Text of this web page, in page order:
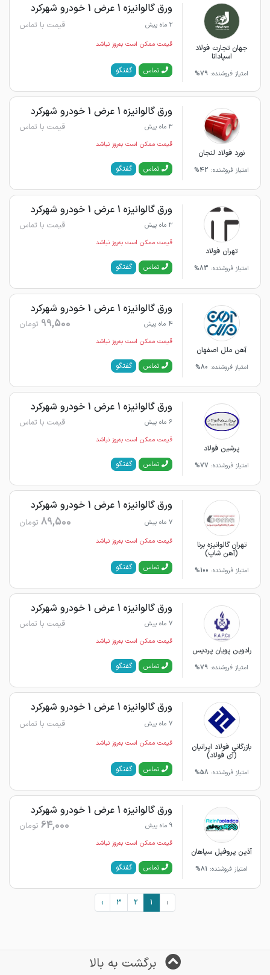
جهان تجارت فولاد
اسپادانا
امتیاز فروشنده: 79%
ورق گالوانیزه 1 عرض 1 خودرو شهرکرد
2 ماه پیش قیمت با تماس
قیمت ممکن است به‌روز نباشد
تماس گفتگو
نورد فولاد لنجان
امتیاز فروشنده: 42%
ورق گالوانیزه 1 عرض 1 خودرو شهرکرد
3 ماه پیش قیمت با تماس
قیمت ممکن است به‌روز نباشد
تماس گفتگو
تهران فولاد
امتیاز فروشنده: 83%
ورق گالوانیزه 1 عرض 1 خودرو شهرکرد
3 ماه پیش قیمت با تماس
قیمت ممکن است به‌روز نباشد
تماس گفتگو
آهن ملل اصفهان
امتیاز فروشنده: 80%
ورق گالوانیزه 1 عرض 1 خودرو شهرکرد
4 ماه پیش 99,500 تومان
قیمت ممکن است به‌روز نباشد
تماس گفتگو
پرشین فولاد
امتیاز فروشنده: 77%
ورق گالوانیزه 1 عرض 1 خودرو شهرکرد
6 ماه پیش قیمت با تماس
قیمت ممکن است به‌روز نباشد
تماس گفتگو
تهران گالوانیزه برنا
(آهن شاپ)
امتیاز فروشنده: 100%
ورق گالوانیزه 1 عرض 1 خودرو شهرکرد
7 ماه پیش 89,500 تومان
قیمت ممکن است به‌روز نباشد
تماس گفتگو
رادوین پویان پردیس
امتیاز فروشنده: 79%
ورق گالوانیزه 1 عرض 1 خودرو شهرکرد
7 ماه پیش قیمت با تماس
قیمت ممکن است به‌روز نباشد
تماس گفتگو
بازرگانی فولاد ایرانیان
(آی فولاد)
امتیاز فروشنده: 58%
ورق گالوانیزه 1 عرض 1 خودرو شهرکرد
7 ماه پیش قیمت با تماس
قیمت ممکن است به‌روز نباشد
تماس گفتگو
آذین پروفیل سپاهان
امتیاز فروشنده: 81%
ورق گالوانیزه 1 عرض 1 خودرو شهرکرد
9 ماه پیش 64,000 تومان
قیمت ممکن است به‌روز نباشد
تماس گفتگو
‹
1
2
3
›
برگشت به بالا